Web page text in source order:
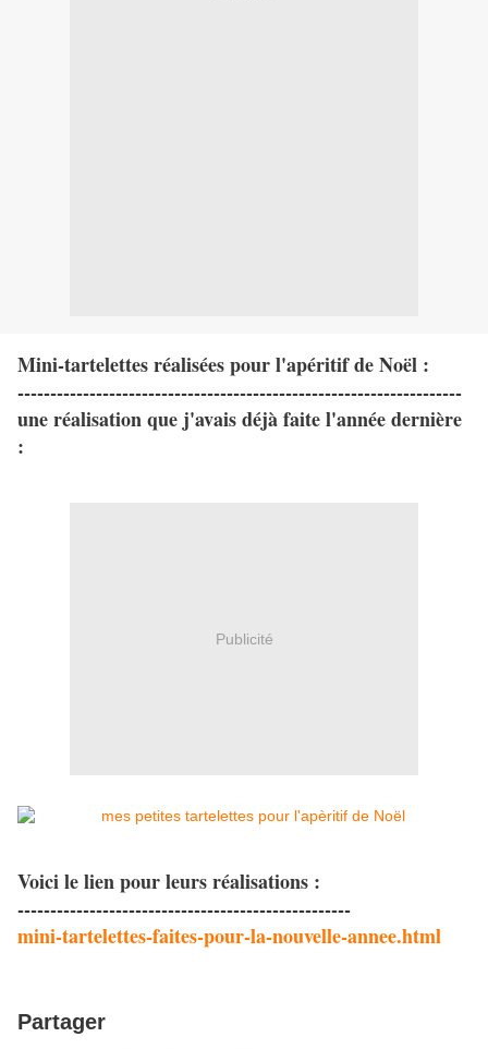
Mini-tartelettes réalisées pour l'apéritif de Noël :
--------------------------------------------------------------------
une réalisation que j'avais déjà faite l'année dernière
:
Publicité
Voici le lien pour leurs réalisations :
---------------------------------------------------
mini-tartelettes-faites-pour-la-nouvelle-annee.html
Partager